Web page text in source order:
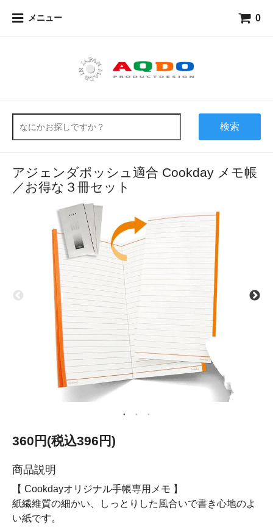
メニュー 0
検索
アジェンダポッシュ適合 Cookday メモ帳
／お得な３冊セット
360円(税込396円)
商品説明
【 Cookdayオリジナル手帳専用メモ 】
紙繊維質の細かい、しっとりした風合いで書き心地のよ
い紙です。